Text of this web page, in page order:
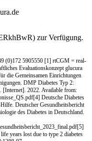
zur Verfügung.
(0)172 5905550 [1] rtCGM = real-
Evaluationskonzept glucura
die Gemeinsamen Einrichtungen
DMP Diabetes Typ 2:
[Internet]. 2022. Available from:
Deutsche Diabetes
Deutscher Gesundheitsbericht
des Diabetes in Deutschland.
years lost due to type 2 diabetes